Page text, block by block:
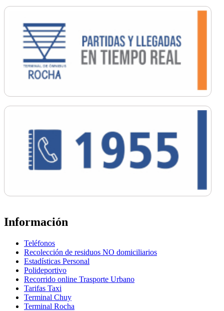
Información
Teléfonos
Recolección de residuos NO domiciliarios
Estadísticas Personal
Polideportivo
Recorrido online Trasporte Urbano
Tarifas Taxi
Terminal Chuy
Terminal Rocha